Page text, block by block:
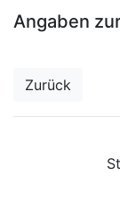
Angaben
Zurück